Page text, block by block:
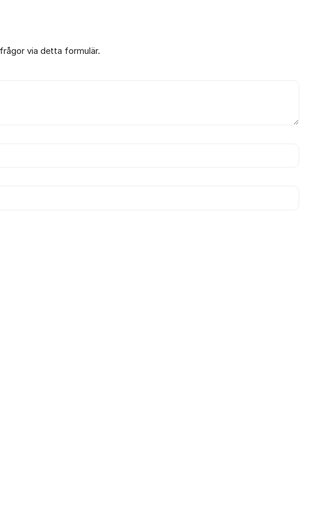
via detta formulär.